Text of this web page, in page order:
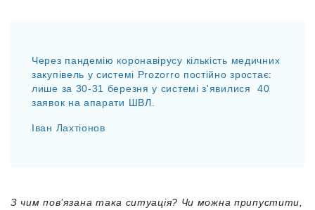
Через пандемію коронавірусу кількість медичних
закупівель у системі Prozorro постійно зростає:
лише за 30-31 березня у системі з'явилися 40
заявок на апарати ШВЛ.
Іван Лахтіонов
З чим пов’язана така ситуація? Чи можна припустити,